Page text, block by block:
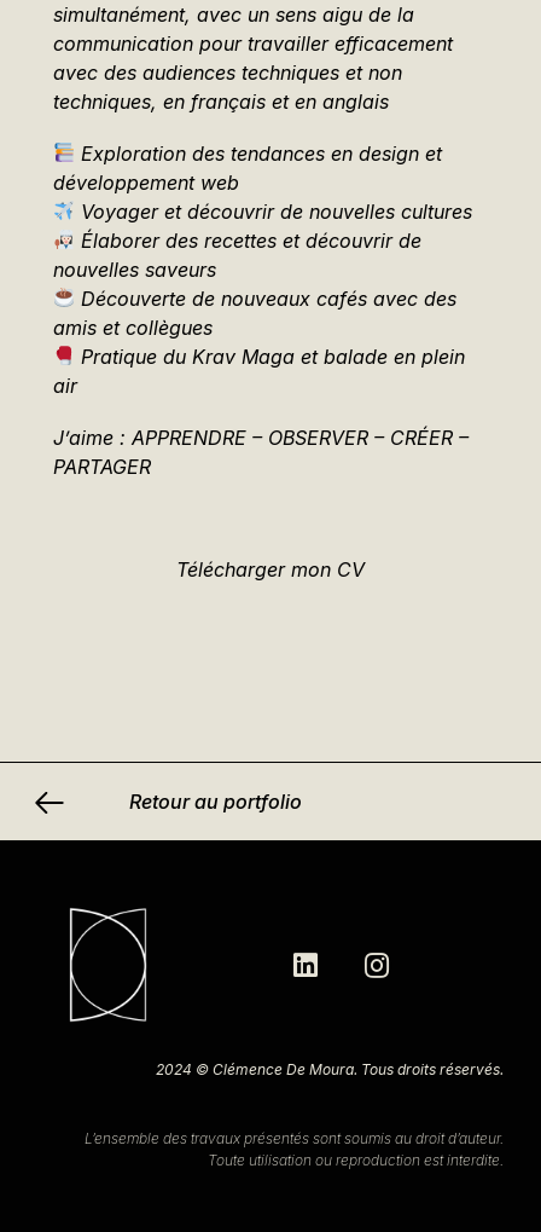
simultanément, avec un sens aigu de la
communication pour travailler efficacement
avec des audiences techniques et non
techniques, en français et en anglais
Exploration des tendances en design et
développement web
Voyager et découvrir de nouvelles cultures
Élaborer des recettes et découvrir de
nouvelles saveurs
Découverte de nouveaux cafés avec des
amis et collègues
Pratique du Krav Maga et balade en plein
air
J’aime : APPRENDRE – OBSERVER – CRÉER –
PARTAGER
Télécharger mon CV
Retour au portfolio
2024 © Clémence De Moura. Tous droits réservés.
L’ensemble des travaux présentés sont soumis au droit d’auteur.
Toute utilisation ou reproduction est interdite.